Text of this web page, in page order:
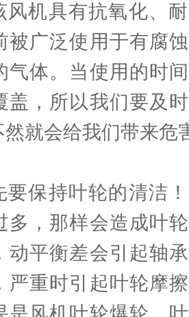
具有抗氧化、耐
被广泛使用于有腐
气体。当使用的时
盖，所以我们要及
就会给我们带来危
持叶轮的清洁！
多，那样会造成叶
动平衡差会引起轴
严重时引起叶轮摩